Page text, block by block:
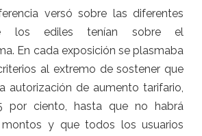
versó sobre las diferentes
los ediles tenían sobre el
En cada exposición se plasmaba
al extremo de sostener que
autorización de aumento tarifario,
por ciento, hasta que no habrá
y que todos los usuarios